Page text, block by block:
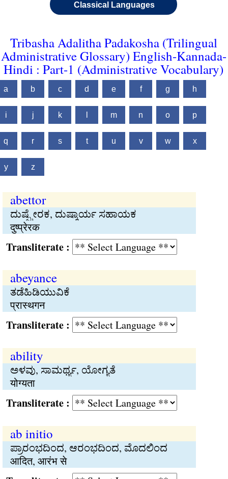
Classical Languages
Tribasha Adalitha Padakosha (Trilingual
Administrative Glossary) English-Kannada-
Hindi : Part-1 (Administrative Vocabulary)
a b c d e f g h
i j k m n o p
q r s t u v w x
y z
abettor
ದುಷ್ಪ್ರೇರಕ, ದುಷ್ಕಾರ್ಯ ಸಹಾಯಕ
दुष्प्रेरक
:
abeyance
ತಡೆಹಿಡಿಯುವಿಕೆ
प्रास्थगन
:
ability
ಅಳವು, ಸಾಮರ್ಥ್ಯ, ಯೋಗ್ಯತೆ
योग्यता
:
ab initio
ಪ್ರಾರಂಭದಿಂದ, ಆರಂಭದಿಂದ, ಮೊದಲಿಂದ
आदित, आरंभ से